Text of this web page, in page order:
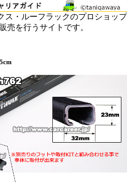
ス・ルーフラックのプロショップ
売を行うサイトです。